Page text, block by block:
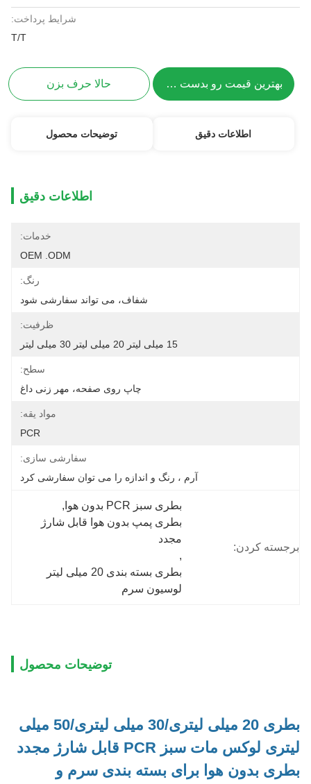
شرایط پرداخت:
T/T
بهترین قیمت رو بدست بیار حالا حرف بزن
اطلاعات دقیق توضیحات محصول
اطلاعات دقیق
خدمات:
OEM .ODM
رنگ:
شفاف، می تواند سفارشی شود
ظرفیت:
15 میلی لیتر 20 میلی لیتر 30 میلی لیتر
سطح:
چاپ روی صفحه، مهر زنی داغ
مواد یقه:
PCR
سفارشی سازی:
آرم ، رنگ و اندازه را می توان سفارشی کرد
برجسته کردن:
بطری سبز PCR بدون هوا
,
مجدد
,
لوسیون سرم
توضیحات محصول
بطری 20 میلی لیتری/30 میلی لیتری/50 میلی
لیتری لوکس مات سبز PCR قابل شارژ مجدد
بطری بدون هوا برای بسته بندی سرم و